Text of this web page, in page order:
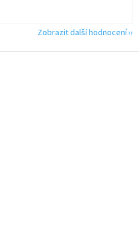
Zobrazit další hodnocení